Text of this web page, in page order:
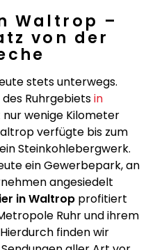
Waltrop –
von der
stets unterwegs.
Ruhrgebietsin
nur wenige Kilometer
verfügte bis zum
Steinkohlebergwerk.
ein Gewerbepark, an
angesiedelt
in Waltrop profitiert
Ruhr und ihrem
finden wir